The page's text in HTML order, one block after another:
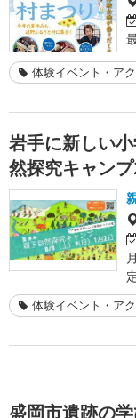
体験イベント・ア
岩手に新しい
然探究キャン
体験イベント・ア
盛岡市遺跡の